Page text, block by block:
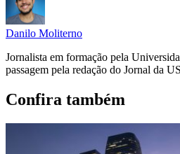
Danilo Moliterno
Jornalista em formação pela
passagem pela redação do Jornal da
Confira também